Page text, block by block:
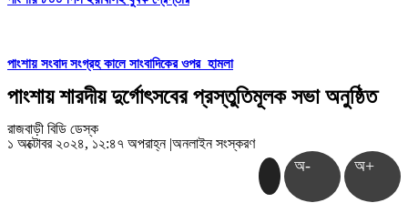
পাংশায় সংবাদ সংগ্রহ কালে সাংবাদিকের ওপর হামলা
পাংশায় শারদীয় দুর্গোৎসবের প্রস্তুতিমূলক সভা অনুষ্ঠিত
রাজবাড়ী বিডি ডেস্ক
১ অক্টোবর ২০২৪, ১২:৪৭ অপরাহ্ন |অনলাইন সংস্করণ
অ- অ+